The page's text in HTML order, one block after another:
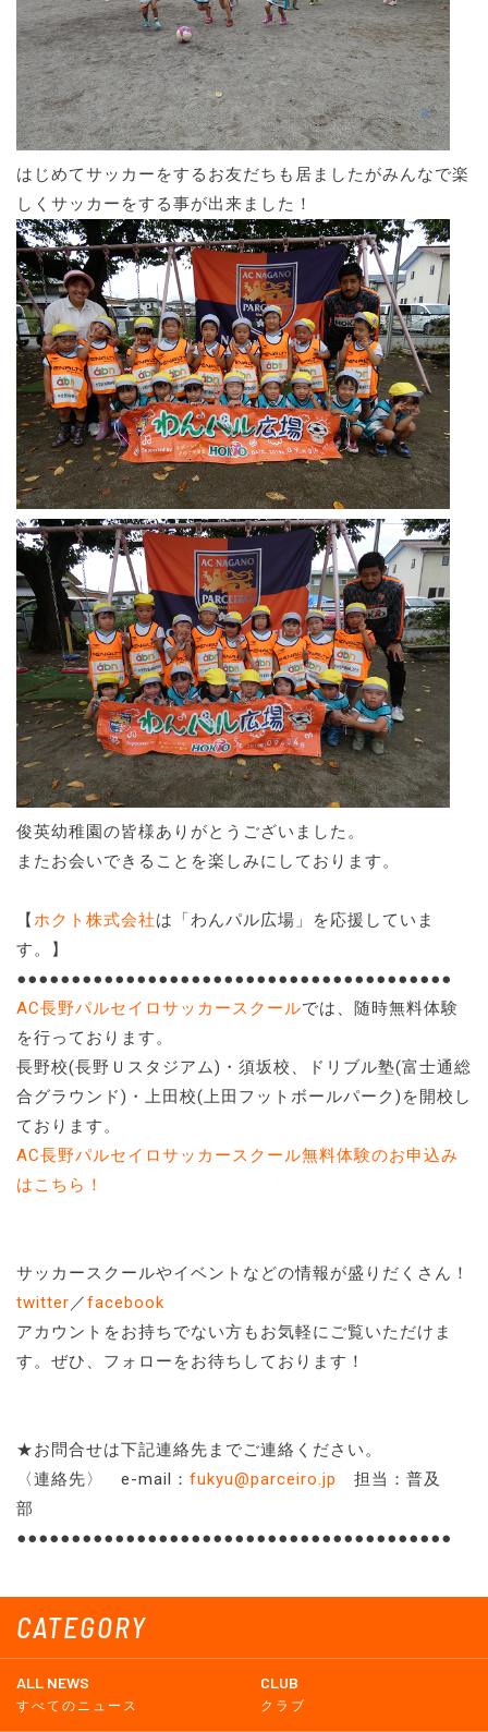
CATEGORY
ALL NEWS
すべてのニュース
CLUB
クラブ
はじめてサッカーをするお友だちも居ましたがみんなで楽
しくサッカーをする事が出来ました！
俊英幼稚園の皆様ありがとうございました。
またお会いできることを楽しみにしております。
【ホクト株式会社は「わんパル広場」を応援していま
す。】
●●●●●●●●●●●●●●●●●●●●●●●●●●●●●●●●●●●●●●●●
AC長野パルセイロサッカースクールでは、随時無料体験
を行っております。
長野校(長野Ｕスタジアム)・須坂校、ドリブル塾(富士通総
合グラウンド)・上田校(上田フットボールパーク)を開校し
ております。
AC長野パルセイロサッカースクール無料体験のお申込み
はこちら！
サッカースクールやイベントなどの情報が盛りだくさん！
twitter／facebook
アカウントをお持ちでない方もお気軽にご覧いただけま
す。ぜひ、フォローをお待ちしております！
★お問合せは下記連絡先までご連絡ください。
〈連絡先〉 e-mail： fukyu@parceiro.jp
担当：普及
部
●●●●●●●●●●●●●●●●●●●●●●●●●●●●●●●●●●●●●●●●